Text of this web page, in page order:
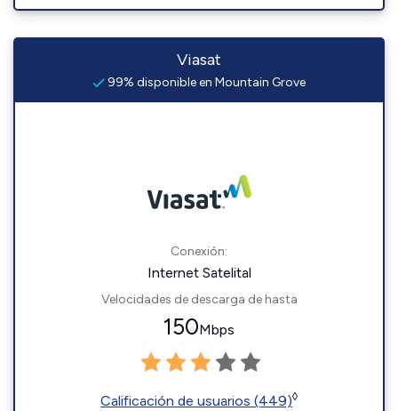
Viasat
99% disponible en Mountain Grove
Conexión:
Internet Satelital
Velocidades de descarga de hasta
150Mbps
Calificación de usuarios (449)◊